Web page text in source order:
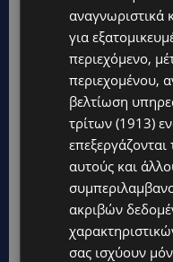
Μέσα στο μυαλό
της ζωής.
ολοκληρωτικής
πληρότητας και
που φέρνει στον
μοναδική και
γιε μας!! πρίγκιπά
ουρανό, ως το
αναγνωριστικά
για
περιεχόμενο,
περιεχομένου,
βελτίωση
τρίτων (1913)
αυτούς και
ακριβών
σας ισχύουν